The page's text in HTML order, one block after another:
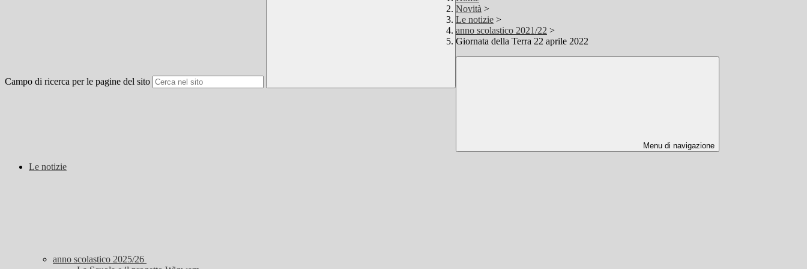
Campo di ricerca per le pagine del sito
Novità >
Le notizie >
anno scolastico 2021/22 >
Giornata della Terra 22 aprile 2022
Menu di navigazione
Le notizie
anno scolastico 2025/26